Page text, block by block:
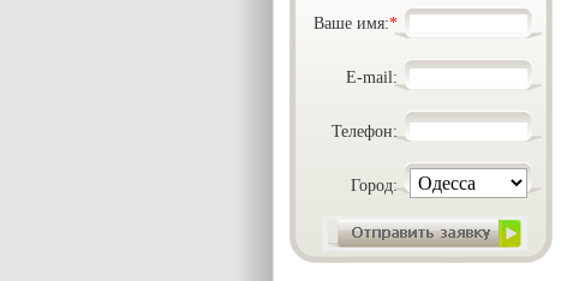
Ваше имя:*
E-mail:
Телефон:
Город: